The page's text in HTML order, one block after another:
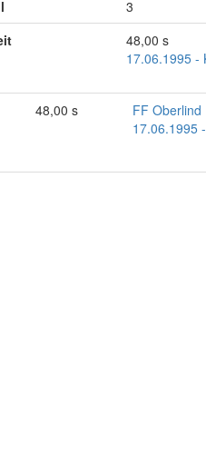
3
48,00 s
17.06.1995 -
48,00 s
FF Oberlind
17.06.1995